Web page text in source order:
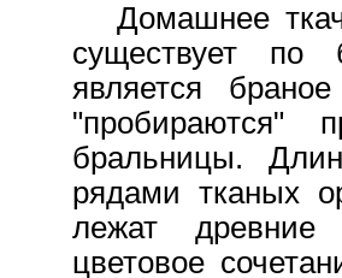
Домашнее
существует по
является
"пробираются"
бральницы.
рядами тканых
лежат древние
цветовое